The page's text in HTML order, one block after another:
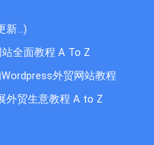
新…)
全面教程 A To Z
外贸网站教程
外贸生意教程 A to Z